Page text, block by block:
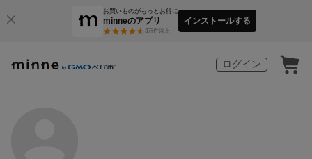
お買いものがもっとお得に
minneのアプリ
3万件以上
インストールする
ログイン